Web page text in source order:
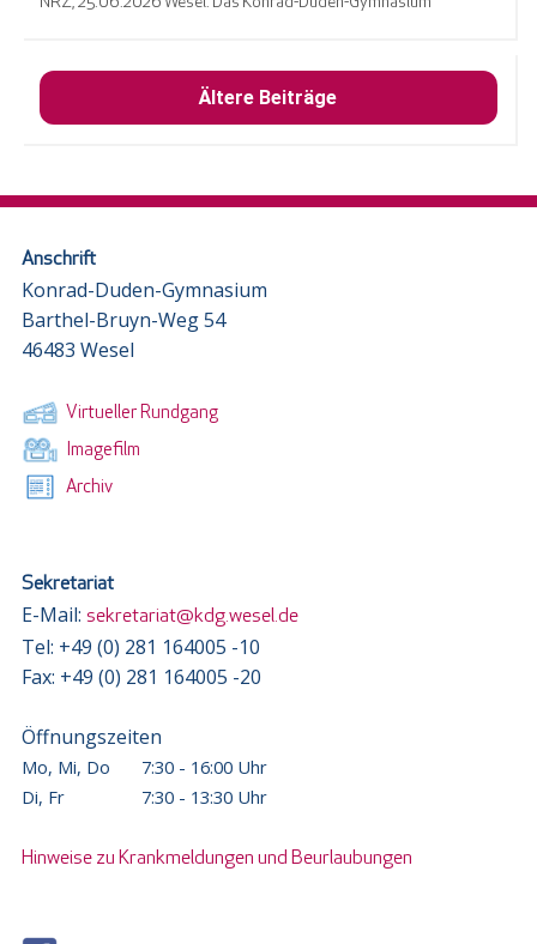
Ältere Beiträge
Anschrift
Konrad-Duden-Gymnasium
Barthel-Bruyn-Weg 54
46483 Wesel
Virtueller Rundgang
Imagefilm
Archiv
Sekretariat
E-Mail: sekretariat@kdg.wesel.de
Tel: +49 (0) 281 164005 -10
Fax: +49 (0) 281 164005 -20
Öffnungszeiten
Mo, Mi, Do
7:30 - 16:00 Uhr
Di, Fr
7:30 - 13:30 Uhr
Hinweise zu Krankmeldungen und Beurlaubungen